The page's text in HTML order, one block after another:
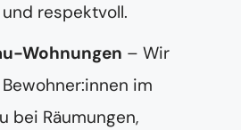
respektvoll.
Wohnungen – Wir
im
bei Räumungen,